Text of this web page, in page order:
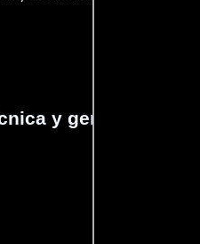
y general